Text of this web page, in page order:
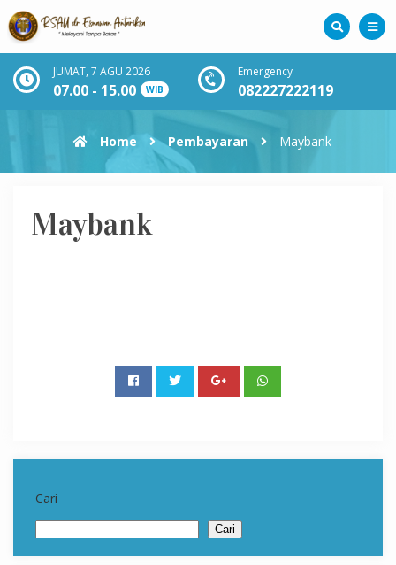
JUMAT, 7 AGU 2026
07.00 - 15.00 WIB
Emergency
082227222119
Home Pembayaran Maybank
Maybank
Cari
Cari